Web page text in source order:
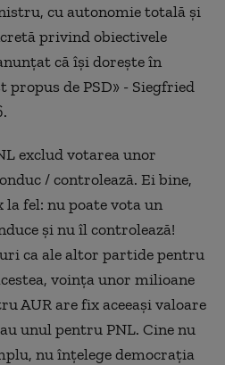
cu autonomie totală și
privind obiectivele
că își dorește în
propus de PSD» - Siegfried
exclud votarea unor
/ controlează. Ei bine,
la fel: nu poate vota un
și nu îl controlează!
ca ale altor partide pentru
voința unor milioane
AUR are fix aceeași valoare
unul pentru PNL. Cine nu
nu înțelege democrația